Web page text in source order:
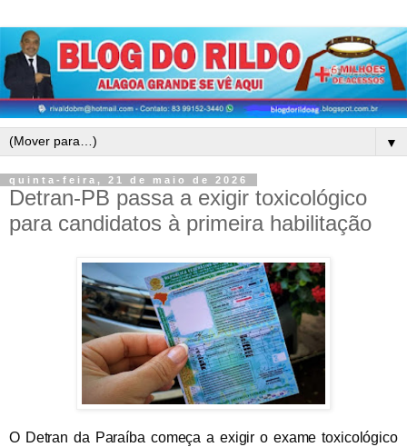
▼
quinta-feira, 21 de maio de 2026
Detran-PB passa a exigir toxicológico
para candidatos à primeira habilitação
O Detran da Paraíba começa a exigir o exame toxicológico